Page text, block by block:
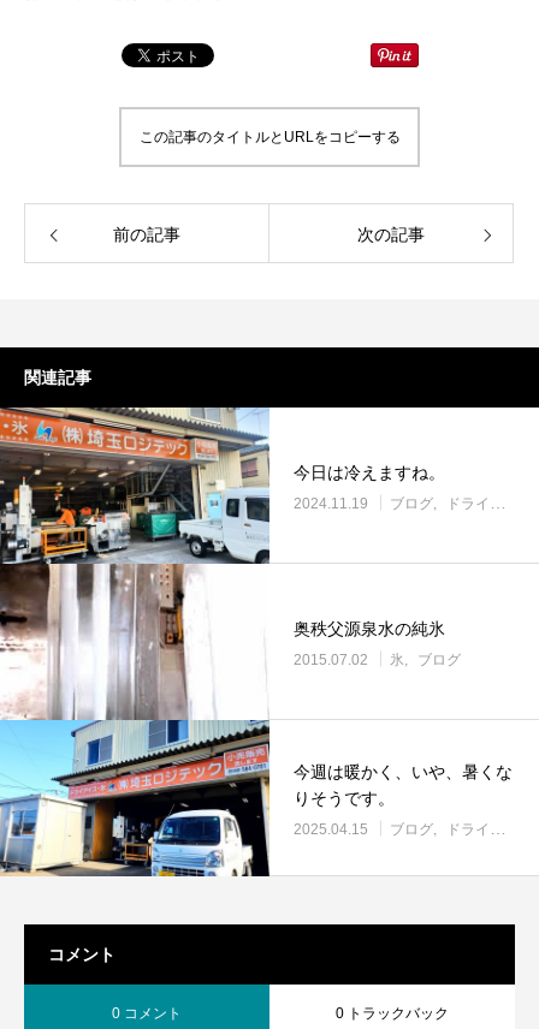
ドライアイスで荷物を冷やすには？適切な
氷関連 価格改定の
この記事のタイトルとURLをコピーする
前の記事 次の記事
関連記事
今日は冷えますね。
2024.11.19 ブログ ドライアイス
奥秩父源泉水の純氷
2015.07.02 氷 ブログ
今週は暖かく、いや、暑くな
りそうです。
2025.04.15 ブログ ドライアイス
コメント
0 コメント 0 トラックバック